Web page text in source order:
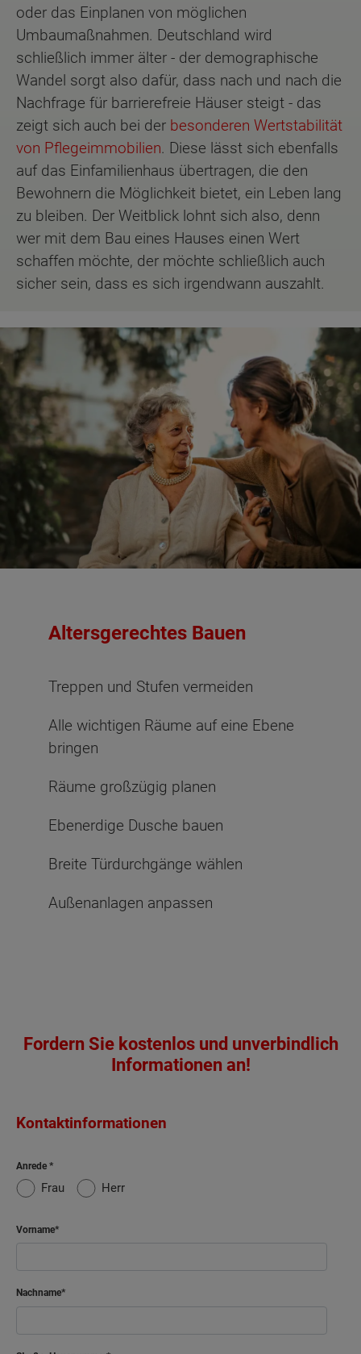
oder das Einplanen von möglichen
Umbaumaßnahmen. Deutschland wird
schließlich immer älter - der demographische
Wandel sorgt also dafür, dass nach und nach die
Nachfrage für barrierefreie Häuser steigt - das
zeigt sich auch bei der besonderen Wertstabilität
von Pflegeimmobilien. Diese lässt sich ebenfalls
auf das Einfamilienhaus übertragen, die den
Bewohnern die Möglichkeit bietet, ein Leben lang
zu bleiben. Der Weitblick lohnt sich also, denn
wer mit dem Bau eines Hauses einen Wert
schaffen möchte, der möchte schließlich auch
sicher sein, dass es sich irgendwann auszahlt.
Altersgerechtes Bauen
Treppen und Stufen vermeiden
Alle wichtigen Räume auf eine Ebene
bringen
Räume großzügig planen
Ebenerdige Dusche bauen
Breite Türdurchgänge wählen
Außenanlagen anpassen
Fordern Sie kostenlos und unverbindlich
Informationen an!
Kontaktinformationen
Anrede
Frau Herr
Vorname
Nachname